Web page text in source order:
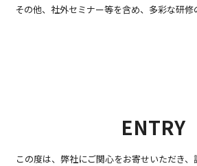
その他、社外セミナー等を含め、多彩な研修
ENTRY
この度は、弊社にご関心をお寄せいただき